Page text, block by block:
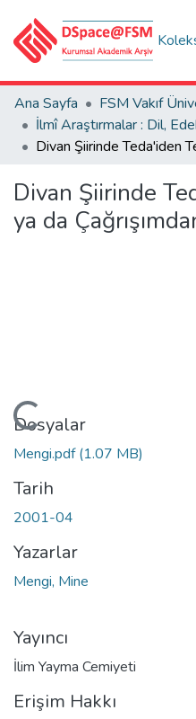
Ana Sayfa
Divan Şiirinde
ya da
Yükleniyor...
Dosyalar
Mengi.pdf(1.07 MB)
Tarih
2001-04
Yazarlar
Mengi, Mine
Yayıncı
İlim Yayma Cemiyeti
Erişim Hakkı